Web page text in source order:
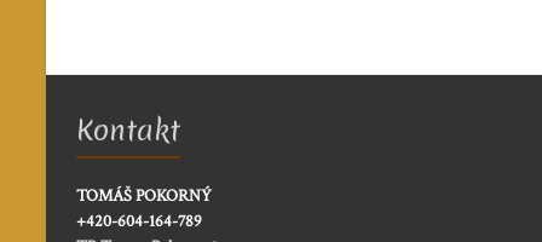
Kontakt
TOMÁŠ POKORNÝ
+420-604-164-789